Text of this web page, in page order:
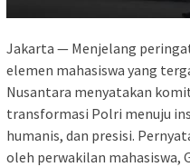
Jakarta — Menjelang
elemen mahasiswa yang
Nusantara menyatakan
transformasi Polri menuju
humanis, dan presisi.
oleh perwakilan mahasiswa,